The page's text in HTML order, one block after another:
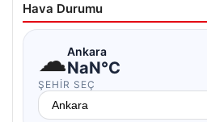
Hava Durumu
☁Ankara
NaN°C
ŞEHIR SEÇ